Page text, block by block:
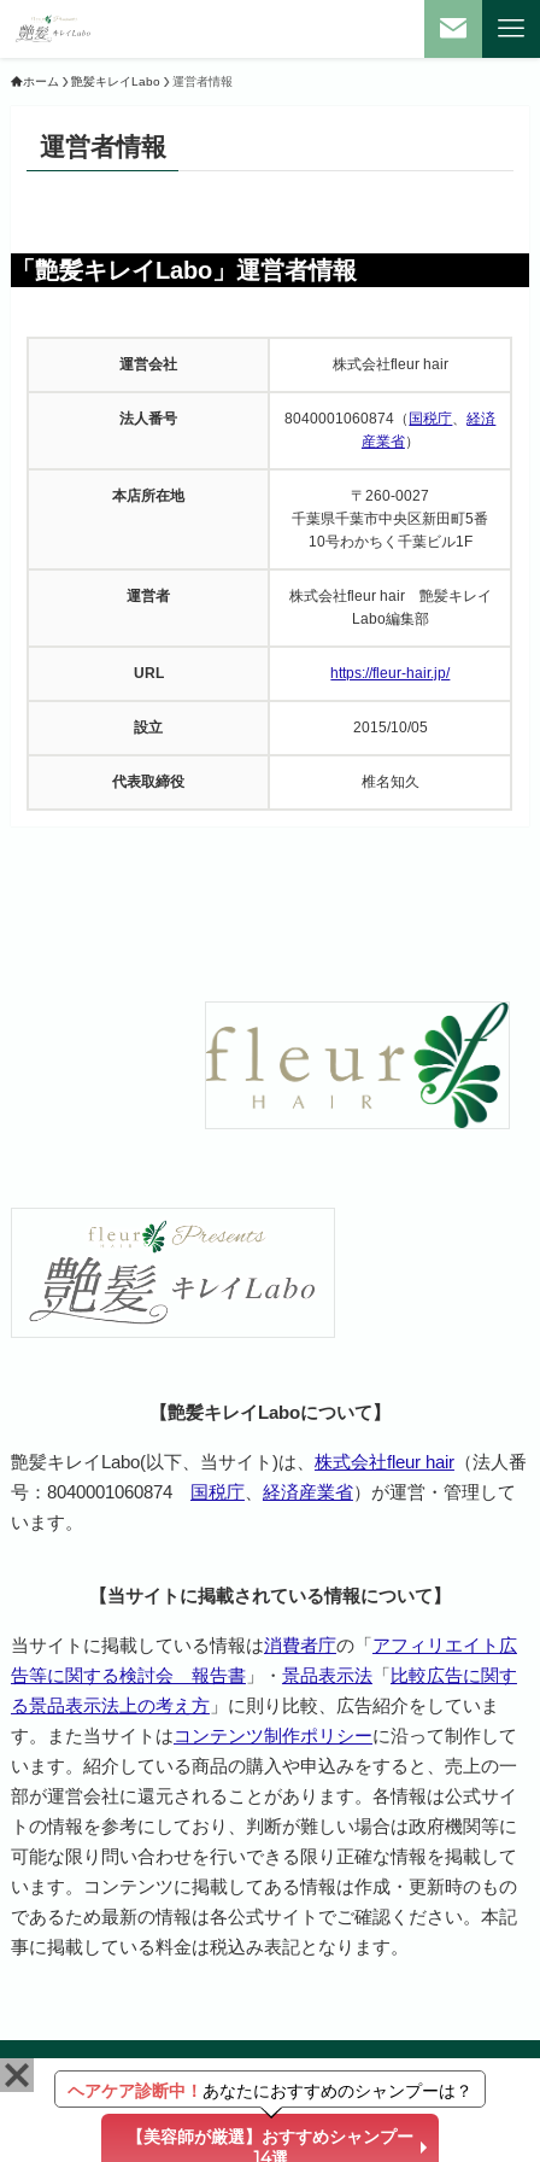
ホーム 艶髪キレイLabo 運営者情報
運営者情報
「艶髪キレイLabo」運営者情報
運営会社 株式会社fleur hair
法人番号 8040001060874（ 国税庁、経済
産業省）
本店所在地
〒260-0027
千葉県千葉市中央区新田町5番
10号わかちく千葉ビル1F
運営者
株式会社fleur hair 艶髪キレイ
Labo編集部
URL https://fleur-hair.jp/
設立 2015/10/05
代表取締役 椎名知久
【艶髪キレイLaboについて】
艶髪キレイLabo(以下、当サイト)は、 株式会社fleur hair（法人番
号：8040001060874
国税庁、 経済産業省）が運営・管理して
います。
【当サイトに掲載されている情報について】
当サイトに掲載している情報は消費者庁の「 アフィリエイト広
告等に関する検討会 報告書」・ 景品表示法「 比較広告に関す
る景品表示法上の考え方」に則り比較、広告紹介をしていま
す。また当サイトはコンテンツ制作ポリシーに沿って制作して
います。紹介している商品の購入や申込みをすると、売上の一
部が運営会社に還元されることがあります。各情報は公式サイ
トの情報を参考にしており、判断が難しい場合は政府機関等に
可能な限り問い合わせを行いできる限り正確な情報を掲載して
います。コンテンツに掲載してある情報は作成・更新時のもの
であるため最新の情報は各公式サイトでご確認ください。本記
事に掲載している料金は税込み表記となります。
STAFF
ヘアケア診断中！ あなたにおすすめのシャンプーは？
【美容師が厳選】おすすめシャンプー